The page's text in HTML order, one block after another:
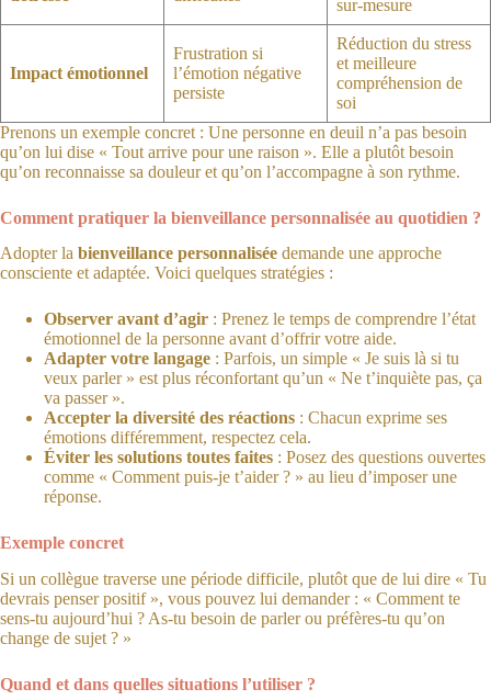
sur-mesure
Impact émotionnel
Frustration si
l’émotion négative
persiste
Réduction du stress
et meilleure
compréhension de
soi
Prenons un exemple concret : Une personne en deuil n’a pas besoin
qu’on lui dise « Tout arrive pour une raison ». Elle a plutôt besoin
qu’on reconnaisse sa douleur et qu’on l’accompagne à son rythme.
Comment pratiquer la bienveillance personnalisée au quotidien ?
Adopter la bienveillance personnalisée demande une approche
consciente et adaptée. Voici quelques stratégies :
Observer avant d’agir : Prenez le temps de comprendre l’état
émotionnel de la personne avant d’offrir votre aide.
Adapter votre langage : Parfois, un simple « Je suis là si tu
veux parler » est plus réconfortant qu’un « Ne t’inquiète pas, ça
va passer ».
Accepter la diversité des réactions : Chacun exprime ses
émotions différemment, respectez cela.
Éviter les solutions toutes faites : Posez des questions ouvertes
comme « Comment puis-je t’aider ? » au lieu d’imposer une
réponse.
Exemple concret
Si un collègue traverse une période difficile, plutôt que de lui dire « Tu
devrais penser positif », vous pouvez lui demander : « Comment te
sens-tu aujourd’hui ? As-tu besoin de parler ou préfères-tu qu’on
change de sujet ? »
Quand et dans quelles situations l’utiliser ?